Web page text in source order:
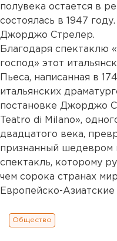
полувека остается в
состоялась в 1947
Джорджо Стрелер.
Благодаря спектаклю
господ» этот
Пьеса, написанная в
итальянских
постановке Джорджо
Teatro di Milano»,
двадцатого века,
признанный шедевром
спектакль, которому
чем сорока странах
Европейско-Азиатские
Общество